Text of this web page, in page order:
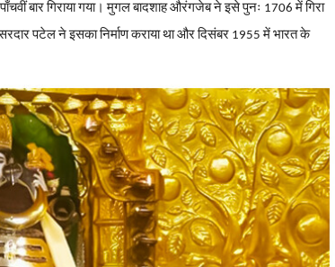
पाँचवीं बार गिराया गया। मुगल बादशाह औरंगजेब ने इसे पुनः 1706में गिरा
पटेल ने इसका निर्माण कराया था और दिसंबर 1955 में भारत के